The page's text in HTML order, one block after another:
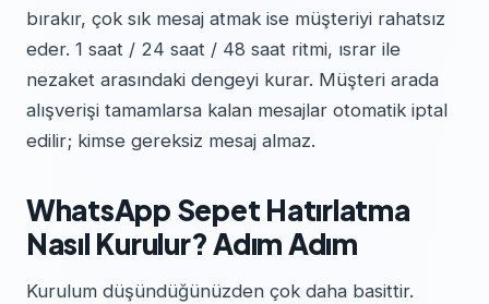
bırakır, çok sık mesaj atmak ise müşteriyi rahatsız
eder. 1 saat / 24 saat / 48 saat ritmi, ısrar ile
nezaket arasındaki dengeyi kurar. Müşteri arada
alışverişi tamamlarsa kalan mesajlar otomatik iptal
edilir; kimse gereksiz mesaj almaz.
WhatsApp Sepet Hatırlatma
Nasıl Kurulur? Adım Adım
Kurulum düşündüğünüzden çok daha basittir.